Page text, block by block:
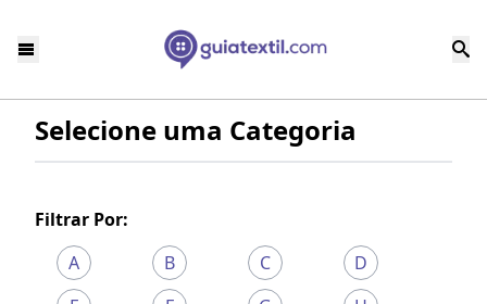
Selecione uma Categoria
Filtrar Por:
A
B C
D